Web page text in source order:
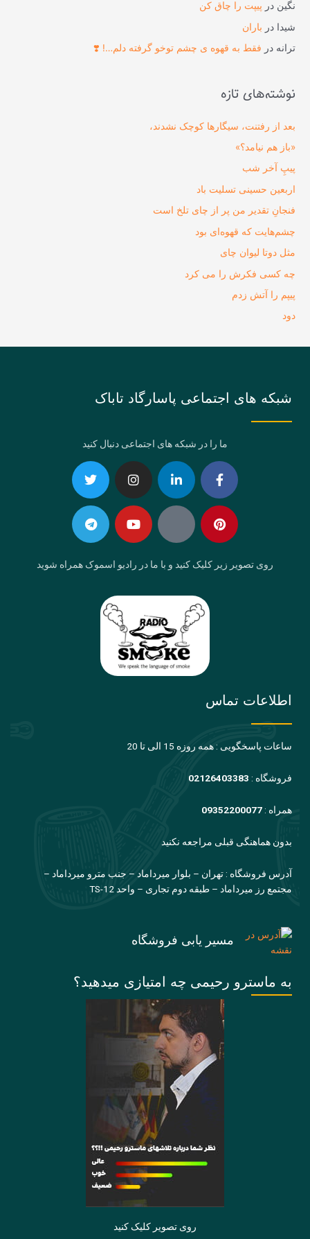
نگین در پیپت را چاق کن
شیدا در باران
ترانه در فقط به قهوه ی چشم توخو گرفته دلم…! ❣️
نوشته‌های تازه
بعد از رفتنت، سیگارها کوچک نشدند،
«باز هم نیامد؟»
پیپِ آخر شب
اربعین حسینی تسلیت باد
فنجانِ تقدیر من پر از چای تلخ است
چشم‌هایت که قهوه‌ای بود
مثل دوتا لیوان چای
چه کسی فکرش را می‌ کرد
پیپم را آتش زدم
دود
شبکه های اجتماعی پاسارگاد تاباک
ما را در شبکه های اجتماعی دنبال کنید
Facebook-
f
Linkedin-
in
Instagram
Twitter Pinterest
Eaparat
Youtube
Telegram
روی تصویر زیر کلیک کنید و با ما در رادیو اسموک همراه شوید
اطلاعات تماس
ساعات پاسخگویی : همه روزه 15 الی تا 20
فروشگاه : 02126403383
همراه : 09352200077
بدون هماهنگی قبلی مراجعه نکنید
آدرس فروشگاه : تهران – بلوار میرداماد – جنب مترو میرداماد –
مجتمع رز میرداماد – طبقه دوم تجاری – واحد TS-12
مسیر یابی فروشگاه
به ماسترو رحیمی چه امتیازی میدهید؟
روی تصویر کلیک کنید